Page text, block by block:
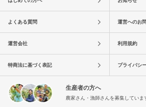
よくある質問 運営へのお
運営会社 利用規約
特商法に基づく表記 プライバシ
生産者の方へ
農家さん・漁師さんを募集していま